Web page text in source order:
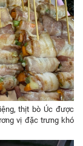
thịt bò Úc được
vị đặc trưng khó